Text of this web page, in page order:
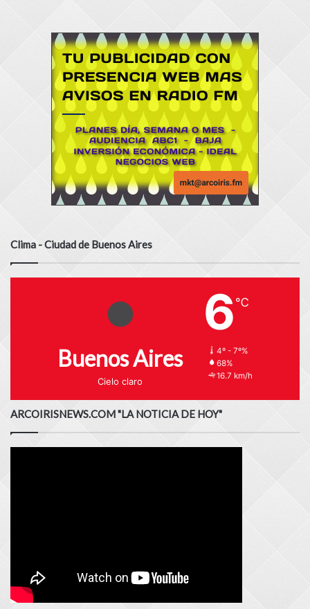
Clima - Ciudad de Buenos Aires
Buenos Aires
Cielo claro
6 ℃
4º - 7º%
68%
16.7 km/h
ARCOIRISNEWS.COM "LA NOTICIA DE HOY"